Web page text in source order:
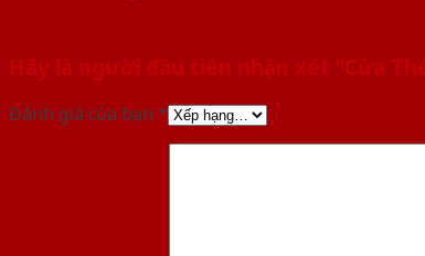
Hãy là người đầu tiên nhận xét “Cửa
Đánh giá của bạn *